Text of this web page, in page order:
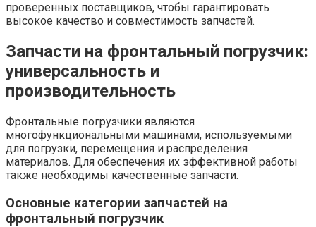
проверенных поставщиков, чтобы гарантировать
высокое качество и совместимость запчастей.
Запчасти на фронтальный погрузчик:
универсальность и
производительность
Фронтальные погрузчики являются
многофункциональными машинами, используемыми
для погрузки, перемещения и распределения
материалов. Для обеспечения их эффективной работы
также необходимы качественные запчасти.
Основные категории запчастей на
фронтальный погрузчик